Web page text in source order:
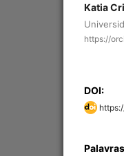
Katia
https://
DOI: